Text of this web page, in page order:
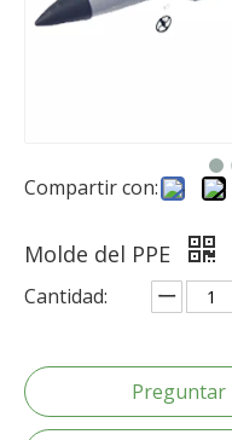
Compartir con:
Molde del PPE
Cantidad:
Preguntar